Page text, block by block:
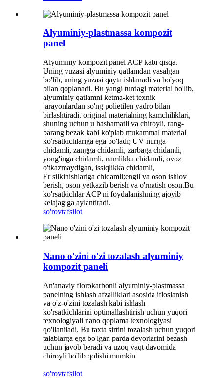
Alyuminiy-plastmassa kompozit
panel
Alyuminiy kompozit panel ACP kabi qisqa.
Uning yuzasi alyuminiy qatlamdan yasalgan
bo'lib, uning yuzasi qayta ishlanadi va bo'yoq
bilan qoplanadi. Bu yangi turdagi material bo'lib,
alyuminiy qatlamni ketma-ket texnik
jarayonlardan so'ng polietilen yadro bilan
birlashtiradi. original materialning kamchiliklari,
shuning uchun u hashamatli va chiroyli, rang-
barang bezak kabi ko'plab mukammal material
ko'rsatkichlariga ega bo'ladi; UV nuriga
chidamli, zangga chidamli, zarbaga chidamli,
yong'inga chidamli, namlikka chidamli, ovoz
o'tkazmaydigan, issiqlikka chidamli,
Er silkinishlariga chidamli;engil va oson ishlov
berish, oson yetkazib berish va o'rnatish oson.Bu
ko'rsatkichlar ACP ni foydalanishning ajoyib
kelajagiga aylantiradi.
so'rovtafsilot
Nano o'zini o'zi tozalash alyuminiy
kompozit paneli
An'anaviy florokarbonli alyuminiy-plastmassa
panelning ishlash afzalliklari asosida ifloslanish
va o'z-o'zini tozalash kabi ishlash
ko'rsatkichlarini optimallashtirish uchun yuqori
texnologiyali nano qoplama texnologiyasi
qo'llaniladi. Bu taxta sirtini tozalash uchun yuqori
talablarga ega bo'lgan parda devorlarini bezash
uchun javob beradi va uzoq vaqt davomida
chiroyli bo'lib qolishi mumkin.
so'rovtafsilot